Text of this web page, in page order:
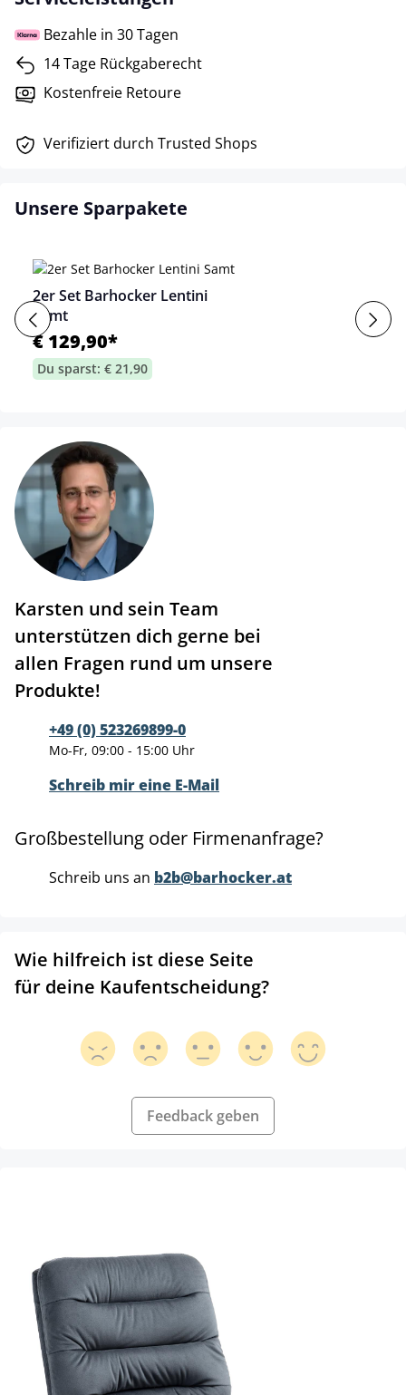
Bezahle in 30 Tagen
14 Tage Rückgaberecht
Kostenfreie Retoure
Verifiziert durch Trusted Shops
Unsere Sparpakete
2er Set Barhocker Lentini
Samt
€ 129,90*
Du sparst: € 21,90
Karsten und sein Team
unterstützen dich gerne bei
allen Fragen rund um unsere
Produkte!
+49 (0) 523269899-0
Mo-Fr, 09:00 - 15:00 Uhr
Schreib mir eine E-Mail
Großbestellung oder Firmenanfrage?
Schreib uns an b2b@barhocker.at
Wie hilfreich ist diese Seite
für deine Kaufentscheidung?
Feedback geben